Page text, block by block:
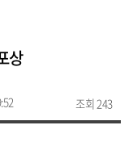
상
조회 243